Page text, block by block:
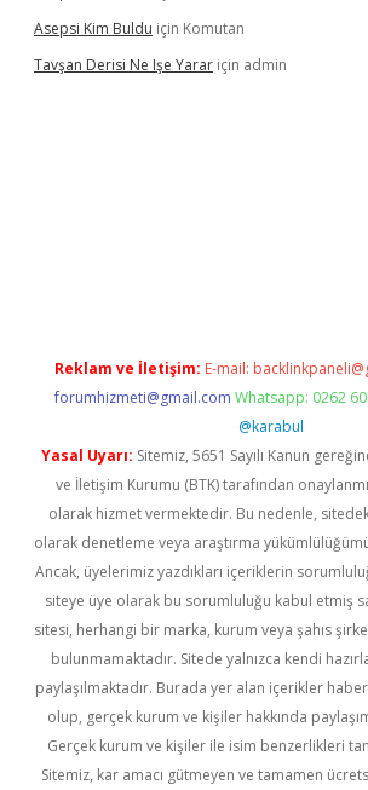
Asepsi Kim Buldu için Komutan
Tavşan Derisi Ne Işe Yarar için admin
Reklam ve İletişim: E-mail:
forumhizmeti@gmail.com Whatsapp: 0262
@karabul
Yasal Uyarı: Sitemiz, 5651 Sayılı Kanun
ve İletişim Kurumu (BTK) tarafından
olarak hizmet vermektedir. Bu nedenle,
olarak denetleme veya araştırma
Ancak, üyelerimiz yazdıkları içeriklerin
siteye üye olarak bu sorumluluğu kabul etmiş
sitesi, herhangi bir marka, kurum veya şahıs
bulunmamaktadır. Sitede yalnızca kendi
paylaşılmaktadır. Burada yer alan içerikler
olup, gerçek kurum ve kişiler hakkında
Gerçek kurum ve kişiler ile isim benzerlikleri
Sitemiz, kar amacı gütmeyen ve tamamen